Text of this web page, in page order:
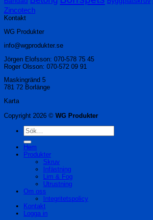
Zincotech
Kontakt
WG Produkter
info@wgprodukter.se
Jörgen Elofsson: 070-578 75 45
Roger Olsson: 070-572 09 91
Maskingränd 5
781 72 Borlänge
Karta
Copyright 2026 © WG Produkter
Sök
efter:
Hem
Produkter
Skruv
Infästning
Lim & Fog
Utrustning
Om oss
Integritetspolicy
Kontakt
Logga in